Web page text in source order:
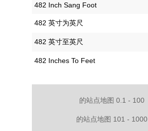
‎482 Inch Sang Foot
‎482 英寸为英尺
‎482 英寸至英尺
‎482 Inches To Feet
的站点地图 0.1 - 100
的站点地图 101 - 1000